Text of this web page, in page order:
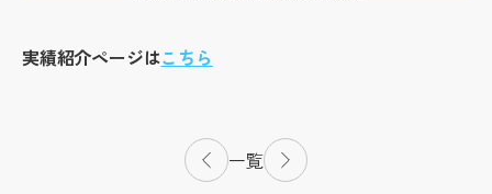
実績紹介ページはこちら
一覧